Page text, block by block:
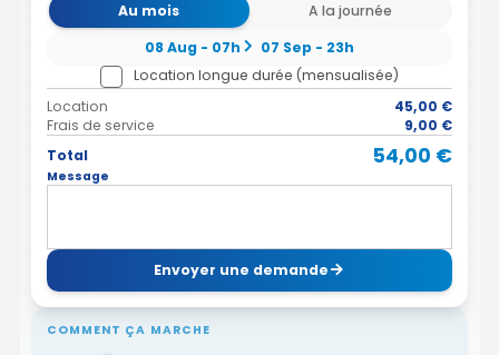
Au mois
A la journée
08 Aug - 07h
07 Sep - 23h
Location longue durée (mensualisée)
Location
45,00 €
Frais de service
9,00 €
Total
54,00 €
Message
Envoyer une demande
COMMENT ÇA MARCHE